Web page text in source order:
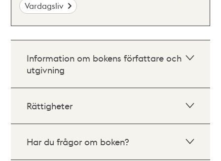
Vardagsliv
Information om bokens författare och
utgivning
Rättigheter
Har du frågor om boken?